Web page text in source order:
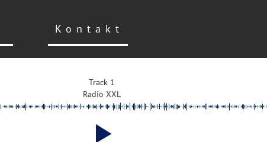
Kontakt
Track 1
Radio XXL